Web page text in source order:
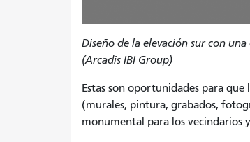
Diseño de la elevación sur con
(Arcadis IBI Group)
Estas son oportunidades para
(murales, pintura, grabados,
monumental para los vecindarios